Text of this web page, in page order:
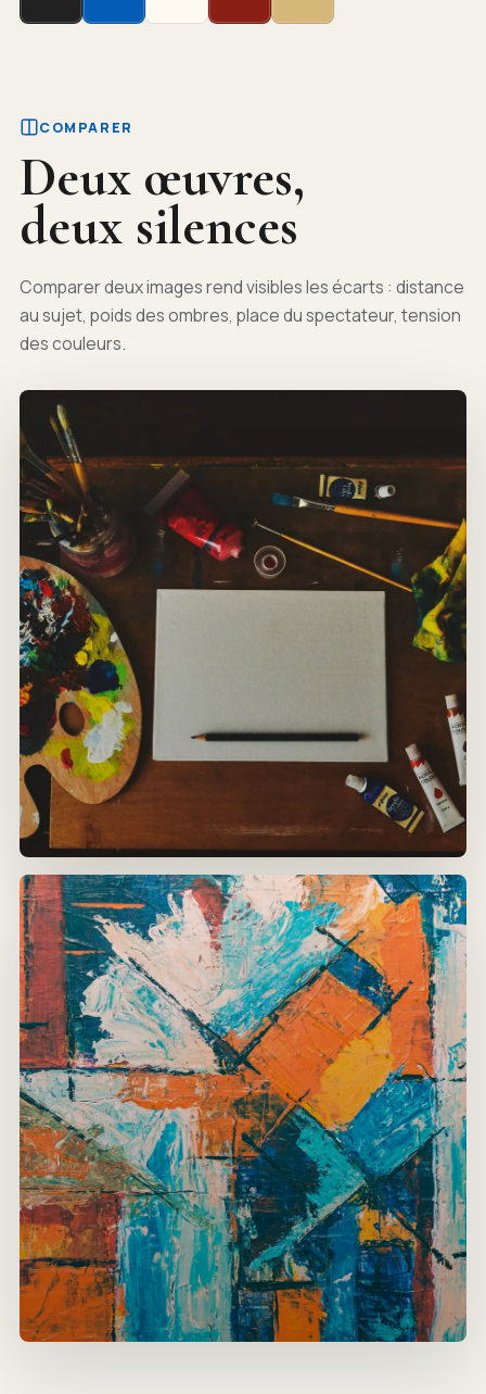
COMPARER
Deux œuvres,
deux silences
Comparer deux images rend visibles les écarts : distance
au sujet, poids des ombres, place du spectateur, tension
des couleurs.